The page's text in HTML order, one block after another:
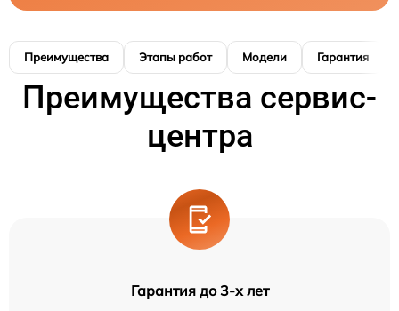
Преимущества Этапы работ Модели Гарантия
Преимущества сервис-
центра
Гарантия до 3-х лет